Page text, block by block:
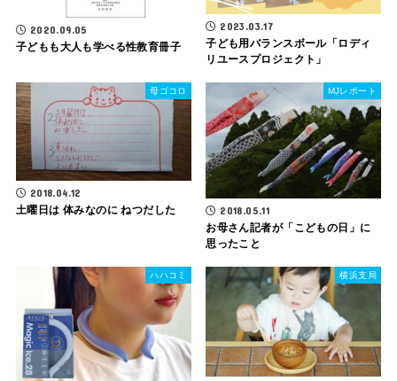
2020.09.05
子どもも大人も学べる性教育冊子
2023.03.17
子ども用バランスボール「ロディ
リユースプロジェクト」
母ゴコロ
2018.04.12
土曜日は 体みなのに ねつだした
MJレポート
2018.05.11
お母さん記者が「こどもの日」に
思ったこと
ハハコミ 横浜支局